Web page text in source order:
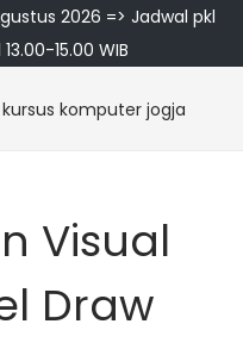
2026 => Jadwal pkl
15.00 WIB
Visual
Draw